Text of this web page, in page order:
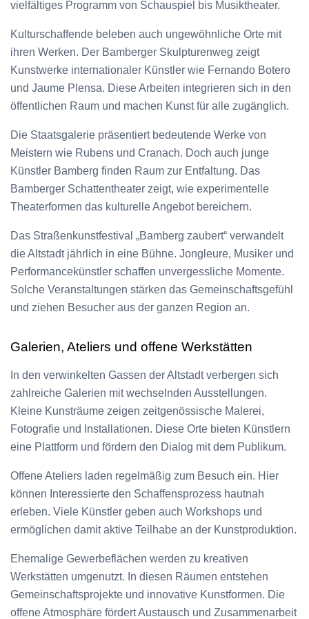
vielfältiges Programm von Schauspiel bis Musiktheater.
Kulturschaffende beleben auch ungewöhnliche Orte mit
ihren Werken. Der Bamberger Skulpturenweg zeigt
Kunstwerke internationaler Künstler wie Fernando Botero
und Jaume Plensa. Diese Arbeiten integrieren sich in den
öffentlichen Raum und machen Kunst für alle zugänglich.
Die Staatsgalerie präsentiert bedeutende Werke von
Meistern wie Rubens und Cranach. Doch auch junge
Künstler Bamberg finden Raum zur Entfaltung. Das
Bamberger Schattentheater zeigt, wie experimentelle
Theaterformen das kulturelle Angebot bereichern.
Das Straßenkunstfestival „Bamberg zaubert“ verwandelt
die Altstadt jährlich in eine Bühne. Jongleure, Musiker und
Performancekünstler schaffen unvergessliche Momente.
Solche Veranstaltungen stärken das Gemeinschaftsgefühl
und ziehen Besucher aus der ganzen Region an.
Galerien, Ateliers und offene Werkstätten
In den verwinkelten Gassen der Altstadt verbergen sich
zahlreiche Galerien mit wechselnden Ausstellungen.
Kleine Kunsträume zeigen zeitgenössische Malerei,
Fotografie und Installationen. Diese Orte bieten Künstlern
eine Plattform und fördern den Dialog mit dem Publikum.
Offene Ateliers laden regelmäßig zum Besuch ein. Hier
können Interessierte den Schaffensprozess hautnah
erleben. Viele Künstler geben auch Workshops und
ermöglichen damit aktive Teilhabe an der Kunstproduktion.
Ehemalige Gewerbeflächen werden zu kreativen
Werkstätten umgenutzt. In diesen Räumen entstehen
Gemeinschaftsprojekte und innovative Kunstformen. Die
offene Atmosphäre fördert Austausch und Zusammenarbeit